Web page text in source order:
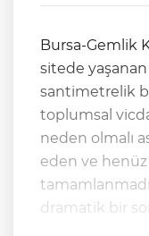
Bursa-Gemlik
sitede yaşanan
santimetrelik
toplumsal
neden olmalı aslında…
eden ve
dramatik bir